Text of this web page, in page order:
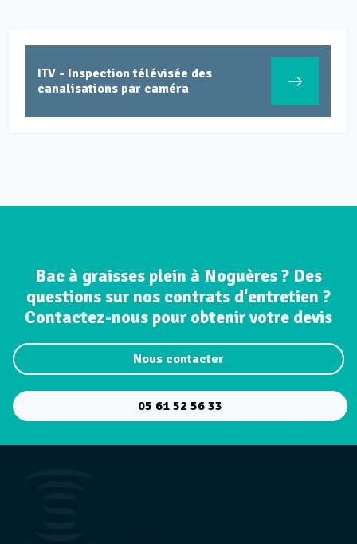
ITV - Inspection télévisée des
canalisations par caméra
Bac à graisses plein à Noguères ? Des
questions sur nos contrats d'entretien ?
Contactez-nous pour obtenir votre devis
Nous contacter
05 61 52 56 33